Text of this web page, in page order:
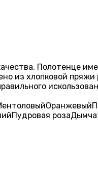
Полотенце
из хлопковой
Оранжевый
Пудровая роза